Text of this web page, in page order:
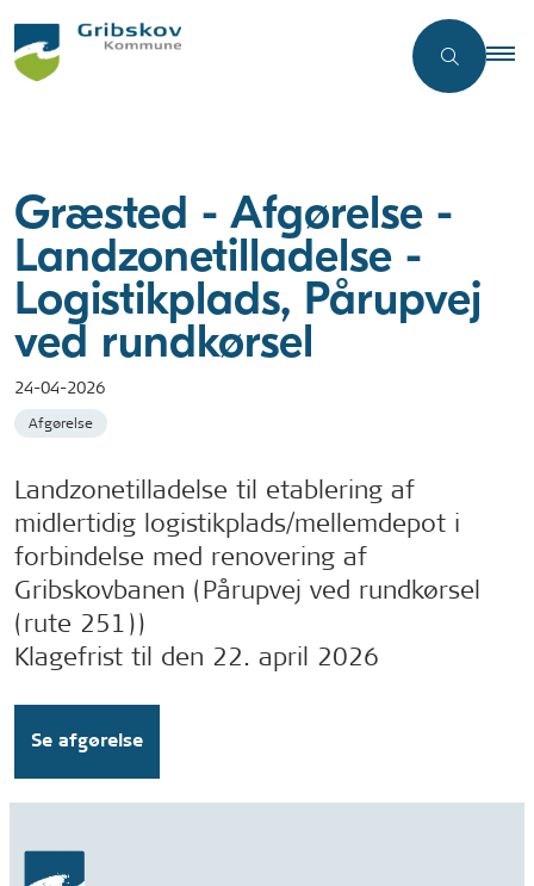
Græsted - Afgørelse -
Landzonetilladelse -
Logistikplads, Pårupvej
ved rundkørsel
24-04-2026
Afgørelse
Landzonetilladelse til etablering af
midlertidig logistikplads/mellemdepot i
forbindelse med renovering af
Gribskovbanen (Pårupvej ved rundkørsel
(rute 251))
Klagefrist til den 22. april 2026
Se afgørelse